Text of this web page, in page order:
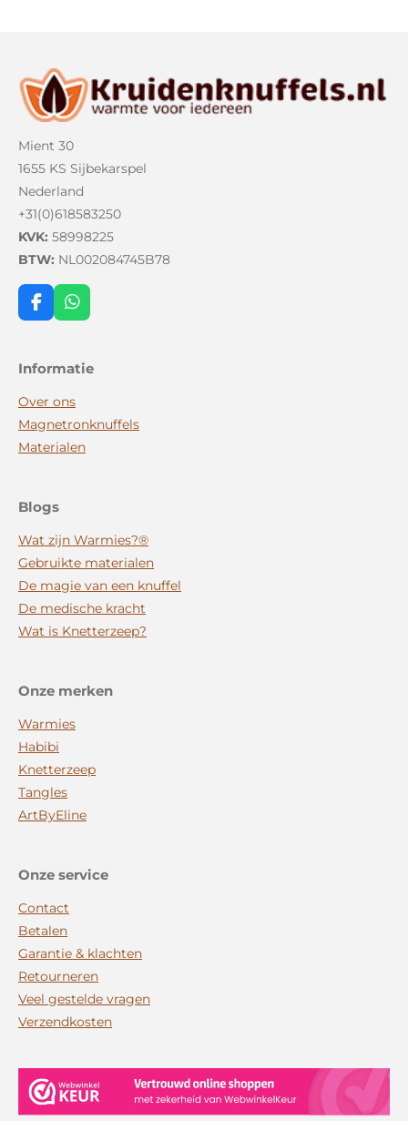
Mient 30
1655 KS Sijbekarspel
Nederland
+31(0)618583250
KVK: 58998225
BTW: NL002084745B78
F
a
b
o
k
W
h
s
p
p
Informatie
Over ons
Magnetronknuffels
Materialen
Blogs
Wat zijn Warmies?®
Gebruikte materialen
De magie van een knuffel
De medische kracht
Wat is Knetterzeep?
Onze merken
Warmies
Habibi
Knetterzeep
Tangles
ArtByEline
Onze service
Contact
Betalen
Garantie & klachten
Retourneren
Veel gestelde vragen
Verzendkosten